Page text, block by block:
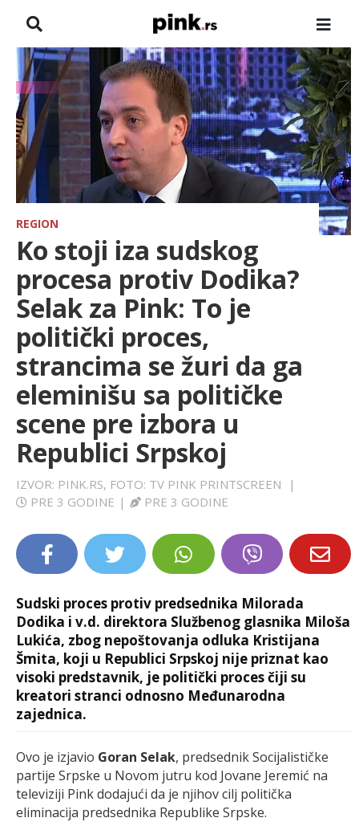
NASLOVNA
VESTI
ZADRUGA
SHOWBIZ
HRONIKA
FARMERI
TV
SPORT
LIFESTYLE
EXTRA
REGION
Ko stoji iza sudskog
procesa protiv Dodika?
Selak za Pink: To je
politički proces,
strancima se žuri da ga
eleminišu sa političke
scene pre izbora u
Republici Srpskoj
IZVOR: PINK.RS, FOTO: TV PINK PRINTSCREEN
|
PRE 3 GODINE | PRE 3 GODINE
Sudski proces protiv predsednika Milorada
Dodika i v.d. direktora Službenog glasnika Miloša
Lukića, zbog nepoštovanja odluka Kristijana
Šmita, koji u Republici Srpskoj nije priznat kao
visoki predstavnik, je politički proces čiji su
kreatori stranci odnosno Međunarodna
zajednica.
Ovo je izjavio Goran Selak, predsednik Socijalističke
partije Srpske u Novom jutru kod Jovane Jeremić na
televiziji Pink dodajući da je njihov cilj politička
eliminacija predsednika Republike Srpske.